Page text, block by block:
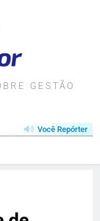
GESTÃO
Você Repórter